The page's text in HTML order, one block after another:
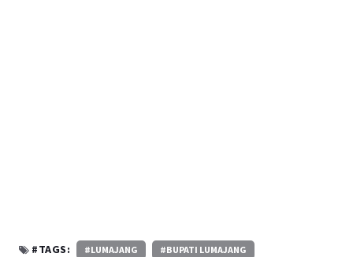
#TAGS: #LUMAJANG #BUPATI LUMAJANG